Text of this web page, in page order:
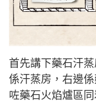
首先講下藥石汗
係汗蒸房，右邊
咗藥石火焰爐區